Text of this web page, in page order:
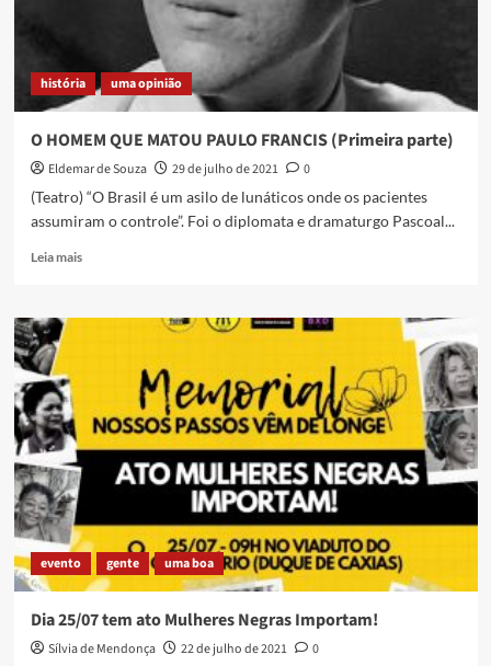
história uma opinião
O HOMEM QUE MATOU PAULO FRANCIS (Primeira parte)
Eldemar de Souza 29 de julho de 2021
0
(Teatro) “O Brasil é um asilo de lunáticos onde os pacientes
assumiram o controle”. Foi o diplomata e dramaturgo Pascoal...
Leia maisRead
O
FRANCIS
(Primeira
evento gente uma boa
Dia 25/07 tem ato Mulheres Negras Importam!
Sílvia de Mendonça 22 de julho de 2021
0